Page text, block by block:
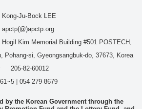
Kong-Ju-Bock LEE
apctp(@)apctp.org
Hogil Kim Memorial Building #501 POSTECH,
Pohang-si, Gyeongsangbuk-do, 37673, Korea
205-82-60012
| 054-279-8679
by the Korean Government through the